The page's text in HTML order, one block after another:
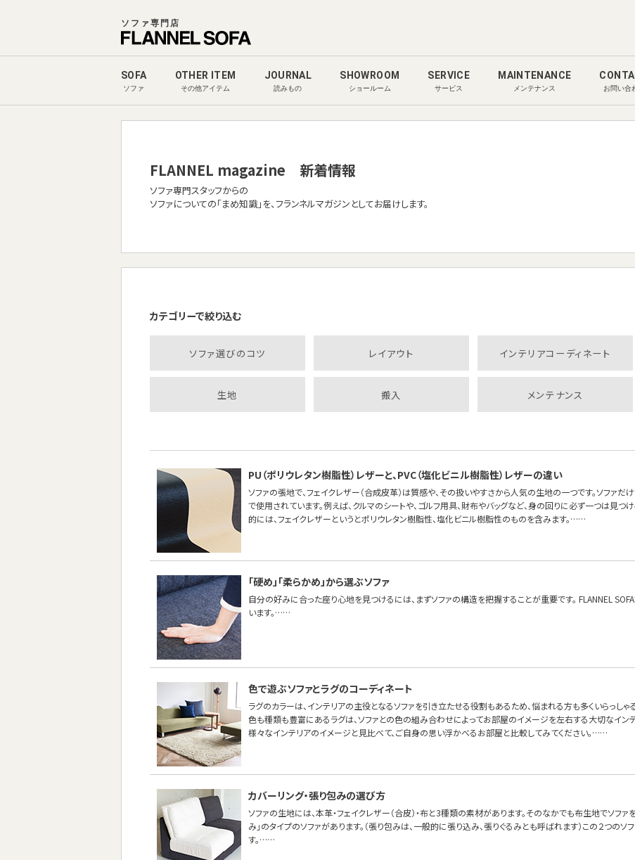
ソファ専門店
SOFA
ソファ
OTHER ITEM
その他アイテム
JOURNAL
読みもの
SHOWROOM
ショールーム
SERVICE
サービス
MAINTENANCE
メンテナンス お問い合
FLANNEL magazine 新着情報
ソファ専門スタッフからの
ソファについての「まめ知識」を、フランネルマガジンとしてお届けします。
カテゴリーで絞り込む
ソファ選びのコツ レイアウト インテリアコーディネート
生地 搬入 メンテナンス
PU（ポリウレタン樹脂性）レザーと、PVC（塩化ビニル樹脂性）レザーの違い
ソファの張地で、フェイクレザー（合成皮革）は質感や、その扱いやすさから人気の生地の一つです。ソファだ
で使用されています。例えば、クルマのシートや、ゴルフ用具、財布やバッグなど、身の回りに必ず一つは見つ
的には、フェイクレザーというとポリウレタン樹脂性、塩化ビニル樹脂性のものを含みます。……
「硬め」「柔らかめ」から選ぶソファ
自分の好みに合った座り心地を見つけるには、まずソファの構造を把握することが重要です。 FLANNEL
います。……
色で遊ぶソファとラグのコーディネート
ラグのカラーは、インテリアの主役となるソファを引き立たせる役割もあるため、悩まれる方も多くいらっしゃ
色も種類も豊富にあるラグは、ソファとの色の組み合わせによってお部屋のイメージを左右する大切なインテ
様々なインテリアのイメージと見比べて、ご自身の思い浮かべるお部屋と比較してみてください。……
カバーリング・張り包みの選び方
ソファの生地には、本革・フェイクレザー（合皮）・布と3種類の素材があります。そのなかでも布生地でソファを
み」のタイプのソファがあります。（張り包みは、一般的に張り込み、張りぐるみとも呼ばれます）この２つの
す。……